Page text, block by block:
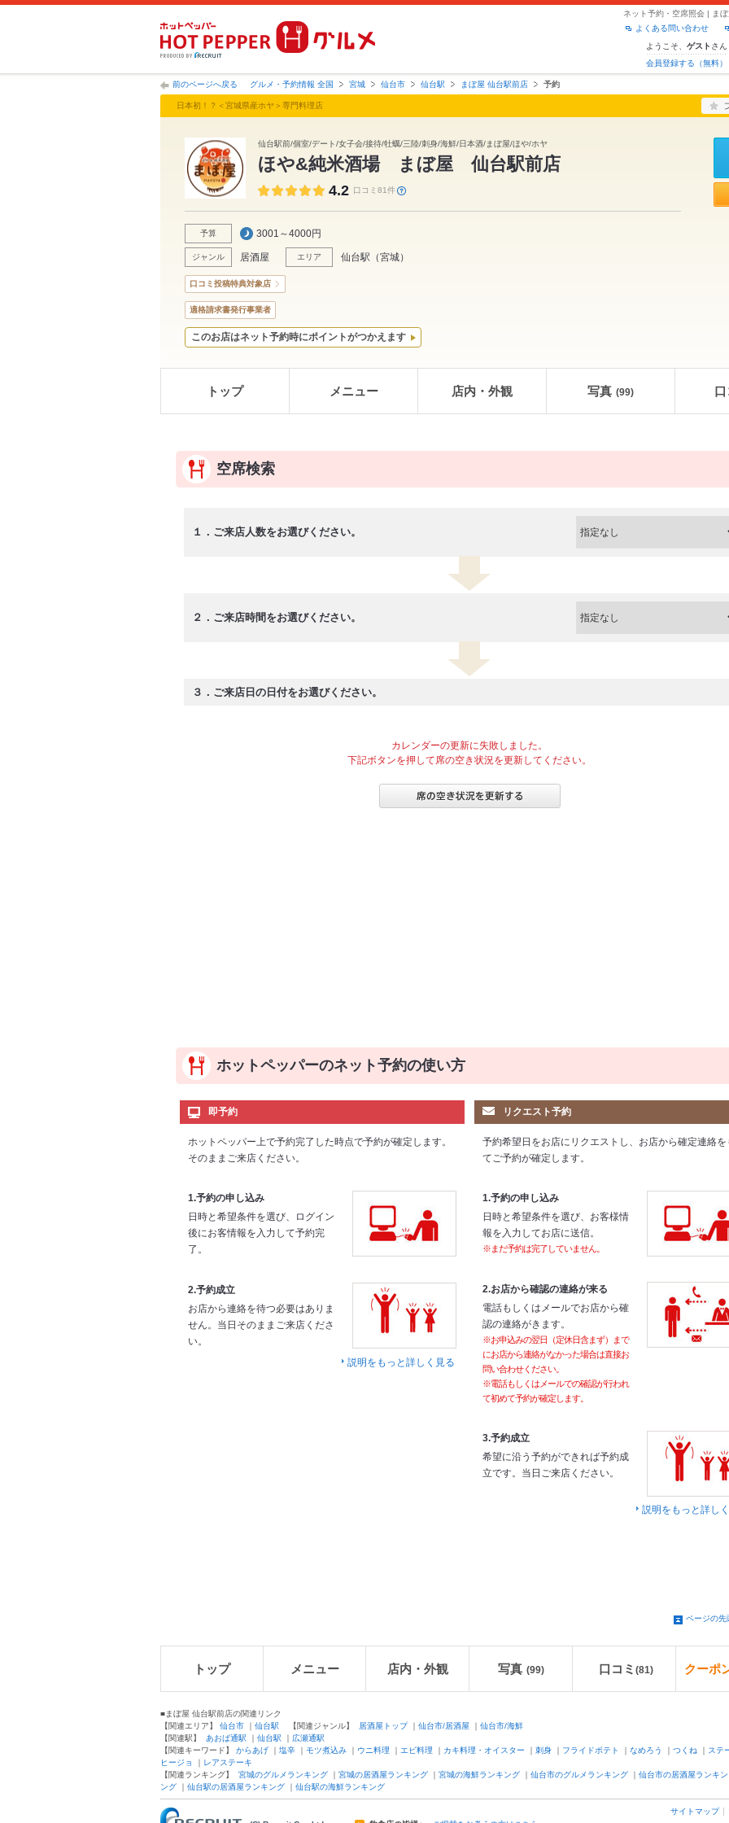
ネット予約・空席照会 | ま
よくある問い合わせ
ようこそ、 ゲスト さん
会員登録する（無料）
前のページへ戻る グルメ・予約情報 全国 宮城 仙台市 仙台駅 まぼ屋 仙台駅前店 予約
日本初！？＜宮城県産ホヤ＞専門料理店
仙台駅前/個室/デート/女子会/接待/牡蠣/三陸/刺身/海鮮/日本酒/まぼ屋/ほや/ホヤ
ほや&純米酒場 まぼ屋 仙台駅前店
4.2 口コミ81件
予算 3001～4000円
ジャンル 居酒屋 エリア 仙台駅 （宮城）
口コミ投稿特典対象店
適格請求書発行事業者
このお店はネット予約時にポイントがつかえます
トップ メニュー 店内・外観 写真 (99)
空席検索
１．ご来店人数をお選びください。
２．ご来店時間をお選びください。
３．ご来店日の日付をお選びください。
カレンダーの更新に失敗しました。
下記ボタンを押して席の空き状況を更新してください。
ホットペッパーのネット予約の使い方
即予約
ホットペッパー上で予約完了した時点で予約が確定します。
そのままご来店ください。
1.予約の申し込み
日時と希望条件を選び、ログイン
後にお客情報を入力して予約完
了。
2.予約成立
お店から連絡を待つ必要はありま
せん。当日そのままご来店くださ
い。
説明をもっと詳しく見る
リクエスト予約
予約希望日をお店にリクエストし、お店から確定連絡を
てご予約が確定します。
1.予約の申し込み
日時と希望条件を選び、お客様情
報を入力してお店に送信。
※まだ予約は完了していません。
2.お店から確認の連絡が来る
電話もしくはメールでお店から確
認の連絡がきます。
※お申込みの翌日（定休日含まず）まで
にお店から連絡がなかった場合は直接お
問い合わせください。
※電話もしくはメールでの確認が行われ
て初めて予約が確定します。
3.予約成立
希望に沿う予約ができれば予約成
立です。当日ご来店ください。
説明をもっと詳し
ページの先
トップ メニュー 店内・外観 写真 (99) 口コミ (81) クーポ
■まぼ屋 仙台駅前店の関連リンク
【関連エリア】 仙台市 ｜ 仙台駅 【関連ジャンル】 居酒屋トップ｜ 仙台市/居酒屋 ｜ 仙台市/海鮮
【関連駅】 あおば通駅 ｜ 仙台駅 ｜ 広瀬通駅
【関連キーワード】 からあげ ｜ 塩辛 ｜ モツ煮込み ｜ ウニ料理 ｜ エビ料理 ｜ カキ料理・オイスター ｜ 刺身 ｜ フライドポテト ｜ なめろう ｜ つくね ｜ ステ
ヒージョ
｜ レアステーキ
【関連ランキング】 宮城のグルメランキング ｜ 宮城の居酒屋ランキング ｜ 宮城の海鮮ランキング ｜ 仙台市のグルメランキング ｜ 仙台市の居酒屋ランキ
ング ｜ 仙台駅の居酒屋ランキング ｜ 仙台駅の海鮮ランキング
サイトマップ